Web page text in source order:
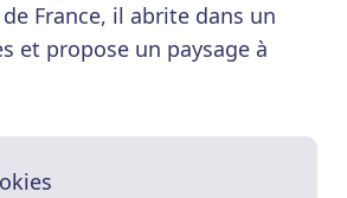
France, il abrite dans un
et propose un paysage à